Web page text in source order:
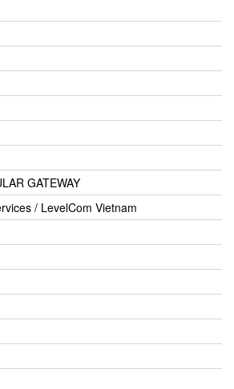
GATEWAY
/ LevelCom Vietnam